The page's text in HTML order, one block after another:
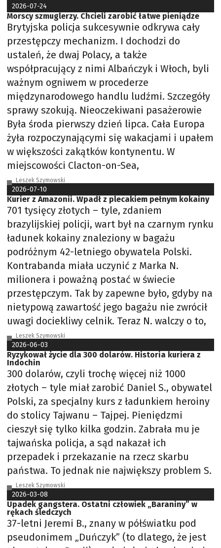
2026-07-24
Morscy szmuglerzy. Chcieli zarobić łatwe pieniądze
Brytyjska policja sukcesywnie odkrywa cały
przestępczy mechanizm. I dochodzi do
ustaleń, że dwaj Polacy, a także
współpracujący z nimi Albańczyk i Włoch, byli
ważnym ogniwem w procederze
międzynarodowego handlu ludźmi. Szczegóły
sprawy szokują. Nieoczekiwani pasażerowie
Była środa pierwszy dzień lipca. Cała Europa
żyła rozpoczynającymi się wakacjami i upałem
w większości zakątków kontynentu. W
miejscowości Clacton-on-Sea,
Leszek Szymowski
2026-07-10
Kurier z Amazonii. Wpadł z plecakiem pełnym kokainy
701 tysięcy złotych – tyle, zdaniem
brazylijskiej policji, wart był na czarnym rynku
ładunek kokainy znaleziony w bagażu
podróżnym 42-letniego obywatela Polski.
Kontrabanda miała uczynić z Marka N.
milionera i poważną postać w świecie
przestępczym. Tak by zapewne było, gdyby na
nietypową zawartość jego bagażu nie zwrócił
uwagi dociekliwy celnik. Teraz N. walczy o to,
Leszek Szymowski
2026-06-03
Ryzykował życie dla 300 dolarów. Historia kuriera z
Indochin
300 dolarów, czyli trochę więcej niż 1000
złotych – tyle miał zarobić Daniel S., obywatel
Polski, za specjalny kurs z ładunkiem heroiny
do stolicy Tajwanu – Tajpej. Pieniędzmi
cieszył się tylko kilka godzin. Zabrała mu je
tajwańska policja, a sąd nakazał ich
przepadek i przekazanie na rzecz skarbu
państwa. To jednak nie największy problem S.
Leszek Szymowski
2026-03-08
Upadek gangstera. Ostatni człowiek „Baraniny” w
rękach śledczych
37-letni Jeremi B., znany w półświatku pod
pseudonimem „Duńczyk” (to dlatego, że jest